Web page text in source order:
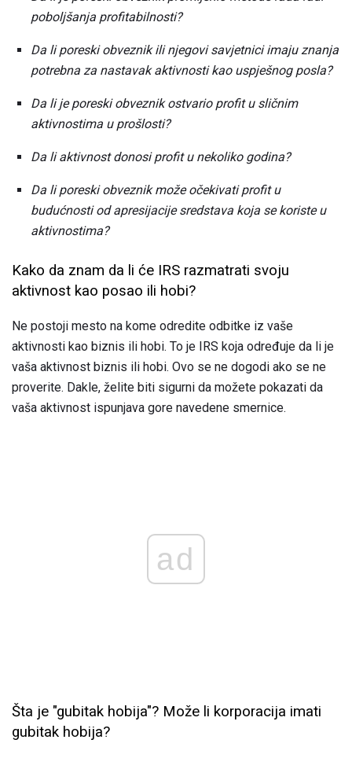
poboljšanja profitabilnosti?
Da li poreski obveznik ili njegovi savjetnici imaju znanja
potrebna za nastavak aktivnosti kao uspješnog posla?
Da li je poreski obveznik ostvario profit u sličnim
aktivnostima u prošlosti?
Da li aktivnost donosi profit u nekoliko godina?
Da li poreski obveznik može očekivati ​​profit u
budućnosti od apresijacije sredstava koja se koriste u
aktivnostima?
Kako da znam da li će IRS razmatrati svoju
aktivnost kao posao ili hobi?
Ne postoji mesto na kome odredite odbitke iz vaše
aktivnosti kao biznis ili hobi. To je IRS koja određuje da li je
vaša aktivnost biznis ili hobi. Ovo se ne dogodi ako se ne
proverite. Dakle, želite biti sigurni da možete pokazati da
vaša aktivnost ispunjava gore navedene smernice.
ad
Šta je "gubitak hobija"? Može li korporacija imati
gubitak hobija?